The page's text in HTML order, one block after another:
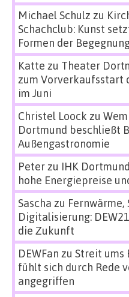
Michael Schulz zu
Schachclub: Kunst
Formen der
Katte zu Theater
zum Vorverkaufsstart
im Juni
Christel Loock zu
Dortmund beschließt
Außengastronomie
Peterzu IHK
hohe Energiepreise
Sascha zu Fernwärme,
Digitalisierung:
die Zukunft
DEWFan zu Streit ums
fühlt sich durch Rede
angegriffen